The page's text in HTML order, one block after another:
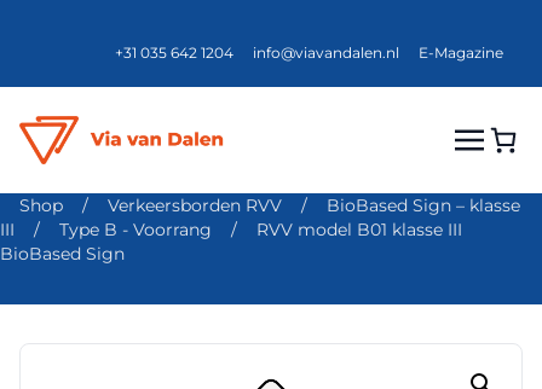
+31 035 642 1204 info@viavandalen.nl E-Magazine
Shop / Verkeersborden RVV /
BioBased Sign – klasse
III
/ Type B - Voorrang /
RVV model B01 klasse III
BioBased Sign